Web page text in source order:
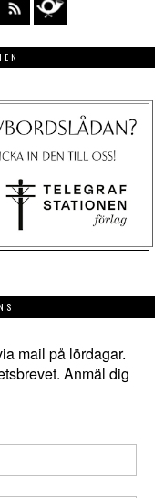
mail på lördagar.
Anmäl dig